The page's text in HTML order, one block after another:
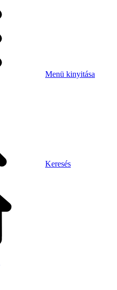
Menü kinyitása
Keresés